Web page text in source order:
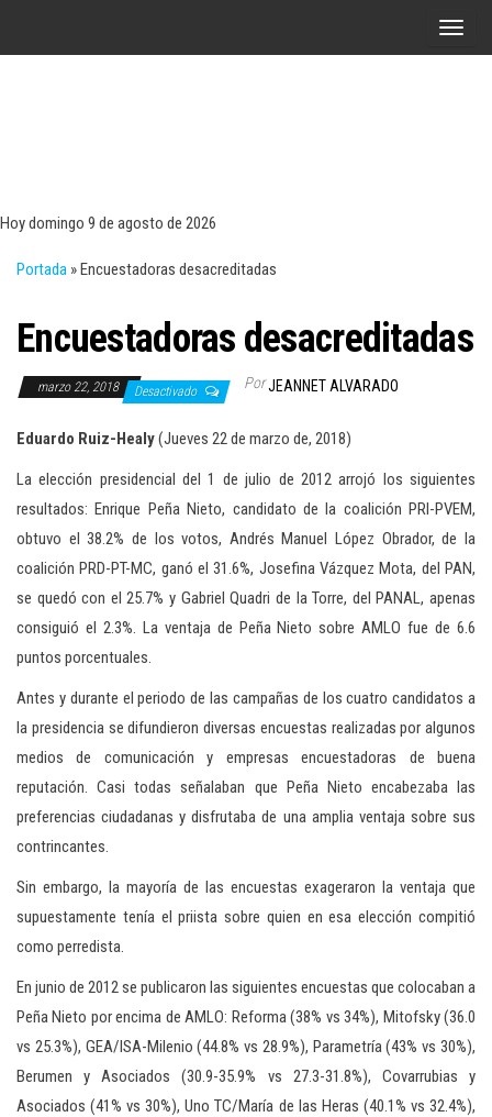
A
n
a
c
i
ó
n
Hoy domingo 9 de agosto de 2026
Portada »Encuestadoras desacreditadas
Encuestadoras desacreditadas
marzo 22, 2018 Desactivado PorJEANNET ALVARADO
Eduardo Ruiz-Healy(Jueves 22 de marzo de, 2018)
La elección presidencial del 1 de julio de 2012 arrojó los siguientes
resultados: Enrique Peña Nieto, candidato de la coalición PRI-PVEM,
obtuvo el 38.2% de los votos, Andrés Manuel López Obrador, de la
coalición PRD-PT-MC, ganó el 31.6%, Josefina Vázquez Mota, del PAN,
se quedó con el 25.7% y Gabriel Quadri de la Torre, del PANAL, apenas
consiguió el 2.3%. La ventaja de Peña Nieto sobre AMLO fue de 6.6
puntos porcentuales.
Antes y durante el periodo de las campañas de los cuatro candidatos a
la presidencia se difundieron diversas encuestas realizadas por algunos
medios de comunicación y empresas encuestadoras de buena
reputación. Casi todas señalaban que Peña Nieto encabezaba las
preferencias ciudadanas y disfrutaba de una amplia ventaja sobre sus
contrincantes.
Sin embargo, la mayoría de las encuestas exageraron la ventaja que
supuestamente tenía el priista sobre quien en esa elección compitió
como perredista.
En junio de 2012 se publicaron las siguientes encuestas que colocaban a
Peña Nieto por encima de AMLO: Reforma (38% vs 34%), Mitofsky (36.0
vs 25.3%), GEA/ISA-Milenio (44.8% vs 28.9%), Parametría (43% vs 30%),
Berumen y Asociados (30.9-35.9% vs 27.3-31.8%), Covarrubias y
Asociados (41% vs 30%), Uno TC/María de las Heras (40.1% vs 32.4%),